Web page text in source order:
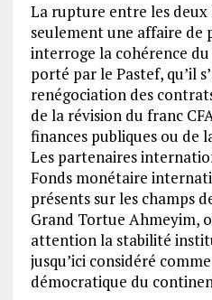
La rupture entre les deux
seulement une affaire de
interroge la cohérence
porté par le Pastef, qu’il
renégociation des
de la révision du franc
finances publiques ou de
Les partenaires
Fonds monétaire
présents sur les champs
Grand Tortue Ahmeyim,
attention la stabilité
jusqu’ici considéré
démocratique du